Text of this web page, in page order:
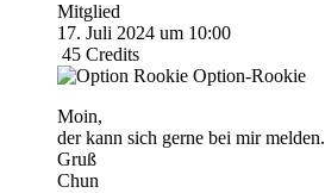
Mitglied
17. Juli 2024 um 10:00
45 Credits
Option-Rookie
Moin,
der kann sich gerne bei mir melden.
Gruß
Chun